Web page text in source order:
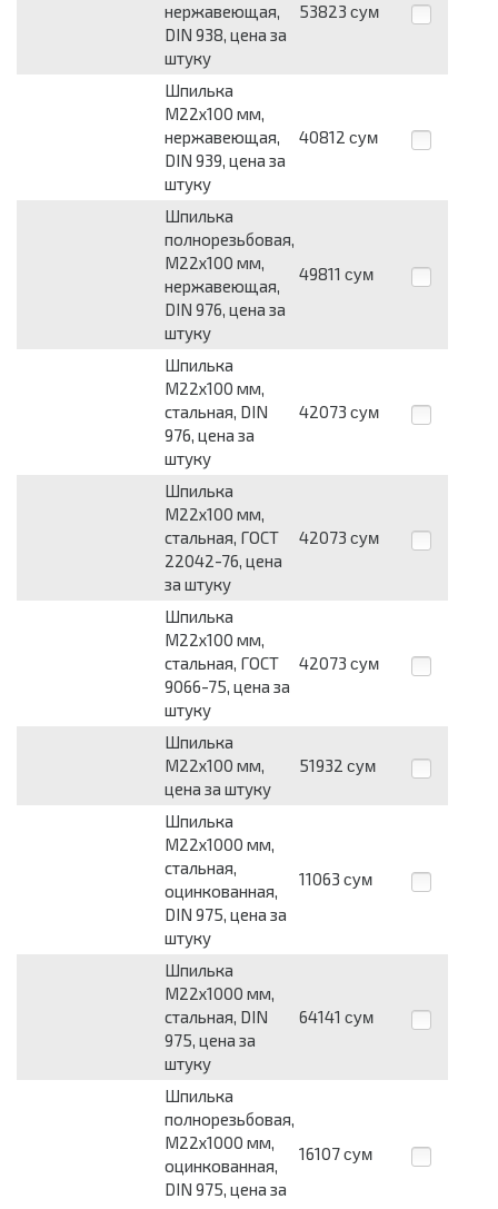
нержавеющая,
DIN 938, цена за
штуку
53823 сум
Шпилька
М22х100 мм,
нержавеющая,
DIN 939, цена за
штуку
40812 сум
Шпилька
полнорезьбовая,
М22х100 мм,
нержавеющая,
DIN 976, цена за
штуку
49811 сум
Шпилька
М22х100 мм,
стальная, DIN
976, цена за
штуку
42073 сум
Шпилька
М22х100 мм,
стальная, ГОСТ
22042-76, цена
за штуку
42073 сум
Шпилька
М22х100 мм,
стальная, ГОСТ
9066-75, цена за
штуку
42073 сум
Шпилька
М22х100 мм,
цена за штуку
51932 сум
Шпилька
М22х1000 мм,
стальная,
оцинкованная,
DIN 975, цена за
штуку
11063 сум
Шпилька
М22х1000 мм,
стальная, DIN
975, цена за
штуку
64141 сум
Шпилька
полнорезьбовая,
М22х1000 мм,
оцинкованная,
DIN 975, цена за
16107 сум